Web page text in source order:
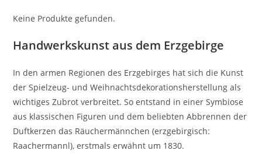
Keine Produkte gefunden.
Handwerkskunst aus dem Erzgebirge
In den armen Regionen des Erzgebirges hat sich die Kunst
der Spielzeug- und Weihnachtsdekorationsherstellung als
wichtiges Zubrot verbreitet. So entstand in einer Symbiose
aus klassischen Figuren und dem beliebten Abbrennen der
Duftkerzen das Räuchermännchen (erzgebirgisch:
Raachermannl), erstmals erwähnt um 1830.